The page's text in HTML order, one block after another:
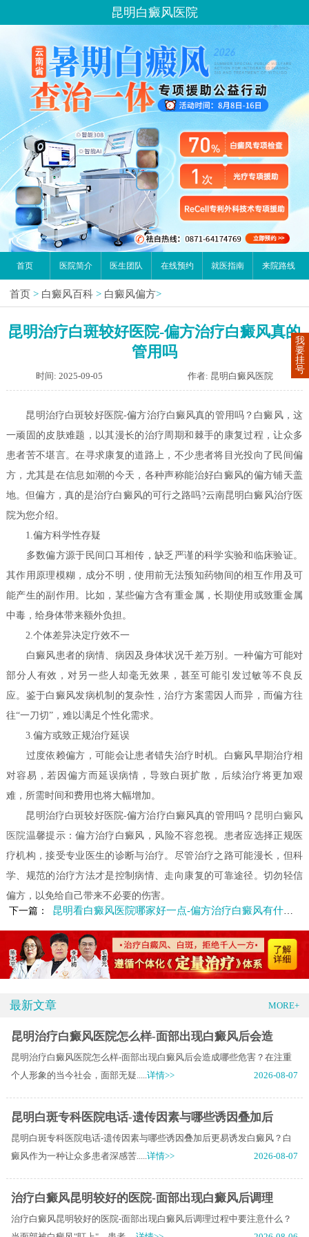
昆明白癜风医院
首页 医院简介 医生团队 在线预约 就医指南 来院路线
首页 > 白癜风百科 > 白癜风偏方>
昆明治疗白斑较好医院-偏方治疗白癜风真的
管用吗
时间: 2025-09-05 作者: 昆明白癜风医院
昆明治疗白斑较好医院-偏方治疗白癜风真的管用吗？白癜风，这
一顽固的皮肤难题，以其漫长的治疗周期和棘手的康复过程，让众多
患者苦不堪言。在寻求康复的道路上，不少患者将目光投向了民间偏
方，尤其是在信息如潮的今天，各种声称能治好白癜风的偏方铺天盖
地。但偏方，真的是治疗白癜风的可行之路吗?云南昆明白癜风治疗医
院为您介绍。
1.偏方科学性存疑
多数偏方源于民间口耳相传，缺乏严谨的科学实验和临床验证。
其作用原理模糊，成分不明，使用前无法预知药物间的相互作用及可
能产生的副作用。比如，某些偏方含有重金属，长期使用或致重金属
中毒，给身体带来额外负担。
2.个体差异决定疗效不一
白癜风患者的病情、病因及身体状况千差万别。一种偏方可能对
部分人有效，对另一些人却毫无效果，甚至可能引发过敏等不良反
应。鉴于白癜风发病机制的复杂性，治疗方案需因人而异，而偏方往
往“一刀切”，难以满足个性化需求。
3.偏方或致正规治疗延误
过度依赖偏方，可能会让患者错失治疗时机。白癜风早期治疗相
对容易，若因偏方而延误病情，导致白斑扩散，后续治疗将更加艰
难，所需时间和费用也将大幅增加。
昆明治疗白斑较好医院-偏方治疗白癜风真的管用吗？ 昆明白癜风
医院温馨提示：偏方治疗白癜风，风险不容忽视。患者应选择正规医
疗机构，接受专业医生的诊断与治疗。尽管治疗之路可能漫长，但科
学、规范的治疗方法才是控制病情、走向康复的可靠途径。切勿轻信
偏方，以免给自己带来不必要的伤害。
下一篇：
昆明看白癜风医院哪家好一点-偏方治疗白癜风有什么坏处呢
最新文章 MORE+
昆明治疗白癜风医院怎么样-面部出现白癜风后会造
昆明治疗白癜风医院怎么样-面部出现白癜风后会造成哪些危害？在注重
个人形象的当今社会，面部无疑.....详情>> 2026-08-07
昆明白斑专科医院电话-遗传因素与哪些诱因叠加后
昆明白斑专科医院电话-遗传因素与哪些诱因叠加后更易诱发白癜风？白
癜风作为一种让众多患者深感苦.....详情>> 2026-08-07
治疗白癜风昆明较好的医院-面部出现白癜风后调理
治疗白癜风昆明较好的医院-面部出现白癜风后调理过程中要注意什么？
我
要
挂
号